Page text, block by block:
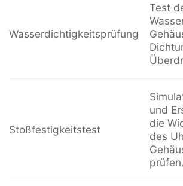
Wasserdichtigkeitsprüfung
Test
Stoßfestigkeitstest
und
die
des
prüfen.